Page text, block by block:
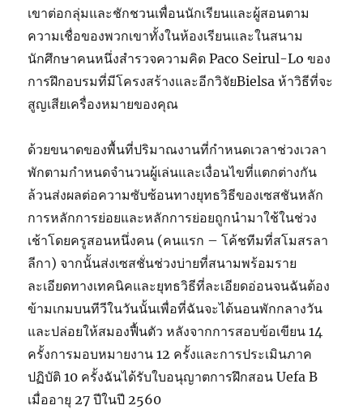
เขาต่อกลุ่มและชักชวนเพื่อนนักเรียนและผู้สอนตาม
ความเชื่อของพวกเขาทั้งในห้องเรียนและในสนาม
นักศึกษาคนหนึ่งสำรวจความคิด Paco Seirul-Lo ของ
การฝึกอบรมที่มีโครงสร้างและอีกวิจัยBielsa ห้าวิธีที่จะ
สูญเสียเครื่องหมายของคุณ
ด้วยขนาดของพื้นที่ปริมาณงานที่กำหนดเวลาช่วงเวลา
พักตามกำหนดจำนวนผู้เล่นและเงื่อนไขที่แตกต่างกัน
ล้วนส่งผลต่อความซับซ้อนทางยุทธวิธีของเซสชันหลัก
การหลักการย่อยและหลักการย่อยถูกนำมาใช้ในช่วง
เช้าโดยครูสอนหนึ่งคน (คนแรก – โค้ชทีมที่สโมสรลา
ลีกา) จากนั้นส่งเซสชั่นช่วงบ่ายที่สนามพร้อมราย
ละเอียดทางเทคนิคและยุทธวิธีที่ละเอียดอ่อนจนฉันต้อง
ข้ามเกมบนทีวีในวันนั้นเพื่อที่ฉันจะได้นอนพักกลางวัน
และปล่อยให้สมองฟื้นตัว หลังจากการสอบข้อเขียน 14
ครั้งการมอบหมายงาน 12 ครั้งและการประเมินภาค
ปฏิบัติ 10 ครั้งฉันได้รับใบอนุญาตการฝึกสอน Uefa B
เมื่ออายุ 27 ปีในปี 2560